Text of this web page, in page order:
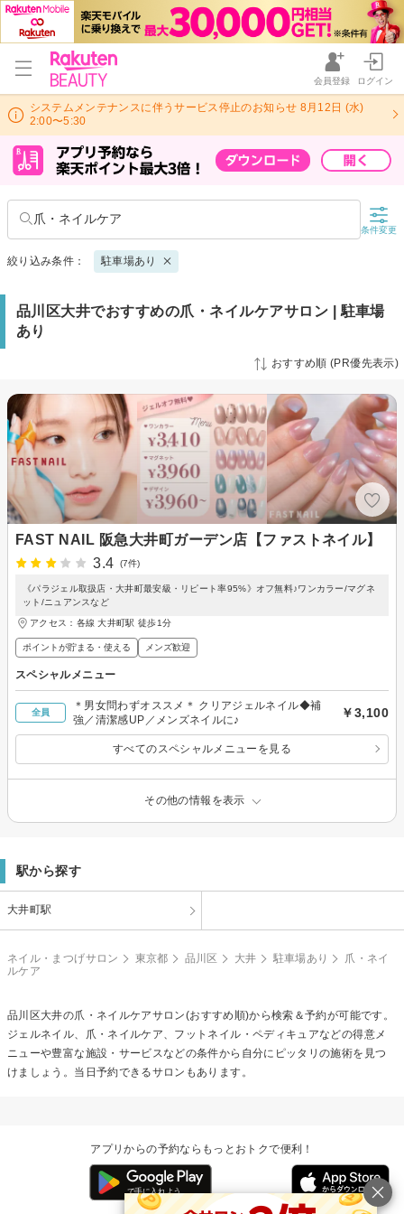
会員登録 ログイン
システムメンテナンスに伴うサービス停止のお知らせ 8月12日 (水)
2:00〜5:30
爪・ネイルケア
条件変更
絞り込み条件： 駐車場あり
品川区大井でおすすめの爪・ネイルケアサロン | 駐車場
あり
おすすめ順 (PR優先表示)
FAST NAIL 阪急大井町ガーデン店【ファストネイル】
3.4
(7件)
《パラジェル取扱店・大井町最安級・リピート率95%》オフ無料♪ワンカラー/マグネ
ット/ニュアンスなど
アクセス：各線 大井町駅 徒歩1分
ポイントが貯まる・使える メンズ歓迎
スペシャルメニュー
全員
＊男女問わずオススメ＊ クリアジェルネイル◆補
強／清潔感UP／メンズネイルに♪
￥3,100
すべてのスペシャルメニューを見る
その他の情報を表示
駅から探す
大井町駅
ネイル・まつげサロン 東京都 品川区 大井 駐車場あり
爪・ネイ
ルケア
品川区大井の爪・ネイルケアサロン(おすすめ順)から検索＆予約が可能です。
ジェルネイル、爪・ネイルケア、フットネイル・ペディキュアなどの得意メ
ニューや豊富な施設・サービスなどの条件から自分にピッタリの施術を見つ
けましょう。当日予約できるサロンもあります。
アプリからの予約ならもっとおトクで便利！